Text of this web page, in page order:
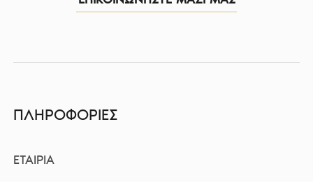
ΠΛΗΡΟΦΟΡΙΕΣ
ΕΤΑΙΡΙΑ